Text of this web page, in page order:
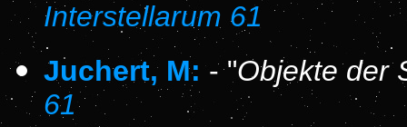
Interstellarum 61
Juchert, M: - "Objekte der
61